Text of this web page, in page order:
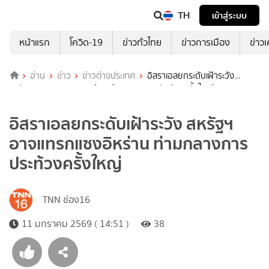
TH
เข้าสู่ระบบ
หน้าแรก
โควิด-19 ข่าวทั่วไทย ข่าวการเมือง ข่าว
อ่าน ข่าว ข่าวต่างประเทศ
อิสราเอลยกระดับเฝ้าระวัง
สหรัฐฯ อาจแทรกแซงอิหร่าน ท่ามกลางการประท้วงครั้งใหญ่
อิสราเอลยกระดับเฝ้าระวัง สหรัฐฯ
อาจแทรกแซงอิหร่าน ท่ามกลางการ
ประท้วงครั้งใหญ่
TNN ช่อง16
11 มกราคม 2569 ( 14:51 )
38